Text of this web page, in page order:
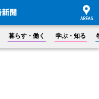
暮らす・働く 学ぶ・知る